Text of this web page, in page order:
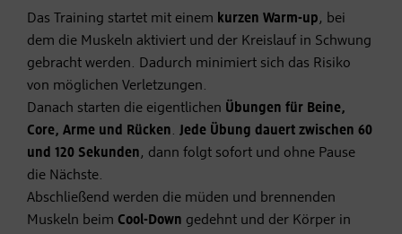
Das Training startet mit einem kurzen Warm-up, bei
dem die Muskeln aktiviert und der Kreislauf in Schwung
gebracht werden. Dadurch minimiert sich das Risiko
von möglichen Verletzungen.
Danach starten die eigentlichen Übungen für Beine,
Core, Arme und Rücken. Jede Übung dauert zwischen 60
und 120 Sekunden, dann folgt sofort und ohne Pause
die Nächste.
Abschließend werden die müden und brennenden
Muskeln beim Cool-Down gedehnt und der Körper in